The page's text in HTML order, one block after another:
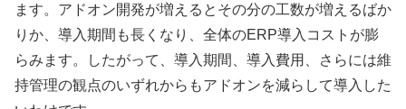
ます。アドオン開発が増えるとその分の工数が増えるばか
りか、導入期間も長くなり、全体のERP導入コストが膨
らみます。したがって、導入期間、導入費用、さらには維
持管理の観点のいずれからもアドオンを減らして導入した